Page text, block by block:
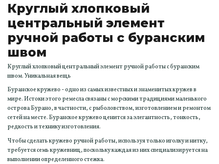
Круглый хлопковый
центральный элемент
ручной работы с буранским
швом
Круглый хлопковый центральный элемент ручной работы с буранским
швом. Уникальная вещь
Буранское кружево - одно из самых известных и знаменитых кружев в
мире. Истоки этого ремесла связаны с морскими традициями маленького
острова Бурано, в частности, с рыболовством, изготовлением и ремонтом
сетей на месте. Буранское кружево ценится за элегантность, тонкость,
редкость и технику изготовления.
Чтобы сделать кружево ручной работы, используя только иголку и нитку,
требуется семь кружевниц, поскольку каждая из них специализируется на
выполнении определенного стежка.